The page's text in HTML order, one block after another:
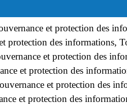
et protection des
protection des informations,
et protection des
et protection des
et protection des
et protection des